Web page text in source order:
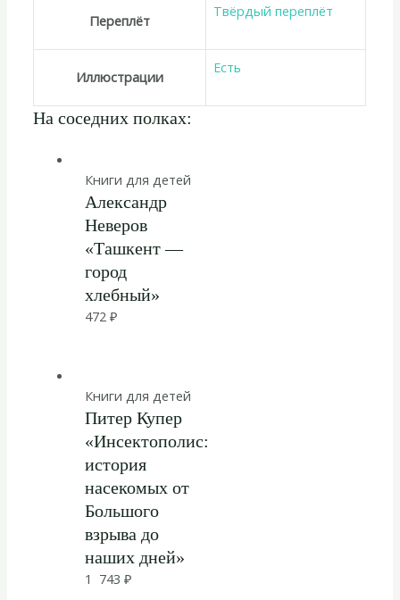
Переплёт
Твёрдый переплёт
Иллюстрации
Есть
На соседних полках:
Книги для детей
Александр
Неверов
«Ташкент —
город
хлебный»
472₽
Книги для детей
Питер Купер
«Инсектополис:
история
насекомых от
Большого
взрыва до
наших дней»
1 743₽